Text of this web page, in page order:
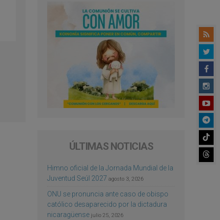
ÚLTIMAS NOTICIAS
Himno oficial de la Jornada Mundial de la
Juventud Seúl 2027 agosto 3, 2026
ONU se pronuncia ante caso de obispo
católico desaparecido por la dictadura
nicaragüense julio 25, 2026